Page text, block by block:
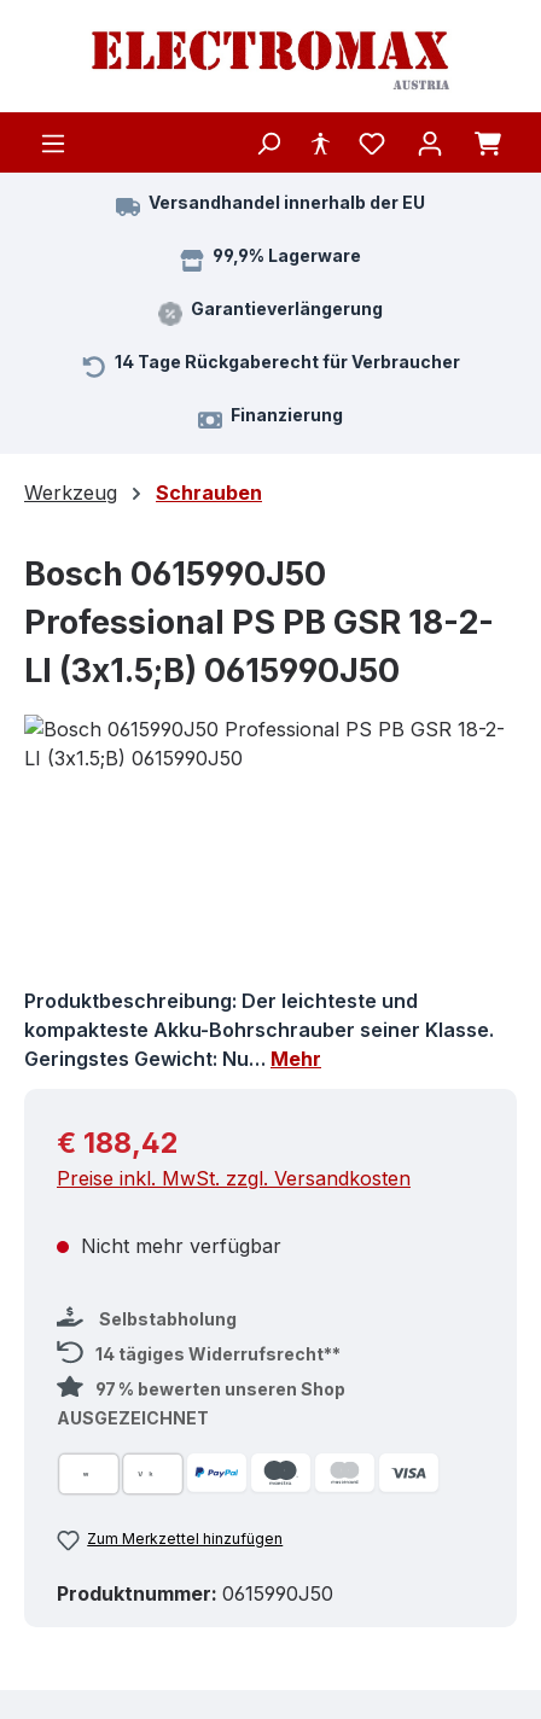
Zum Hauptinhalt springen
Versandhandel innerhalb der EU
99,9% Lagerware
Garantieverlängerung
14 Tage Rückgaberecht für Verbraucher
Finanzierung
Werkzeug Schrauben
Bosch 0615990J50
Professional PS PB GSR 18-2-
LI (3x1.5;B) 0615990J50
Bildergalerie überspringen
Produktbeschreibung: Der leichteste und
kompakteste Akku-Bohrschrauber seiner Klasse.
Geringstes Gewicht: Nu… Mehr
Regulärer Preis:
€ 188,42
Preise inkl. MwSt. zzgl. Versandkosten
Nicht mehr verfügbar
Selbstabholung
14 tägiges Widerrufsrecht**
97 % bewerten unseren Shop
AUSGEZEICHNET
Zum Merkzettel hinzufügen
Produktnummer: 0615990J50